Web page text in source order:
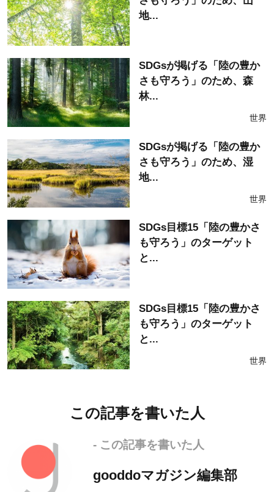
地...
SDGsが掲げる「陸の豊か
さも守ろう」のため、森
林...
世界
SDGsが掲げる「陸の豊か
さも守ろう」のため、湿
地...
世界
SDGs目標15「陸の豊かさ
も守ろう」のターゲット
と...
SDGs目標15「陸の豊かさ
も守ろう」のターゲット
と...
世界
この記事を書いた人
- この記事を書いた人
gooddoマガジン編集部